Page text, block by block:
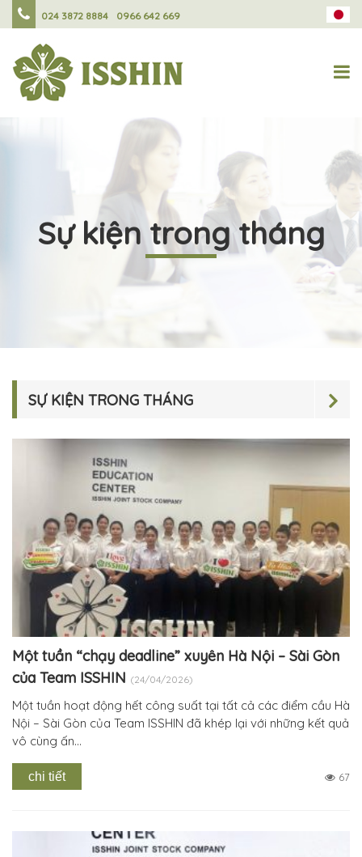
024 3872 8884 0966 642 669
Sự kiện trong tháng
SỰ KIỆN TRONG THÁNG
Một tuần “chạy deadline” xuyên Hà Nội – Sài Gòn
của Team ISSHIN (24/04/2026)
Một tuần hoạt động hết công suất tại tất cả các điểm cầu Hà
Nội – Sài Gòn của Team ISSHIN đã khép lại với những kết quả
vô cùng ấn...
chi tiết 67